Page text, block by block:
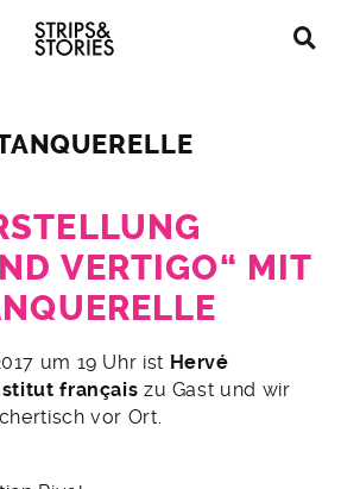
Strips
&
VERTIGO“ MIT
um 19 Uhr ist Hervé
français zu Gast und wir
vor Ort.